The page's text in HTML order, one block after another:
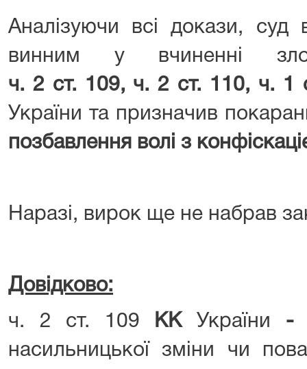
Аналізуючи всі докази, суд
винним у вчиненні
ч. 2 ст. 109, ч. 2 ст. 110, ч. 1
України та призначив
позбавлення волі з
Наразі, вирок ще не набрав
Довідково:
ч. 2 ст. 109
КК України
насильницької зміни чи